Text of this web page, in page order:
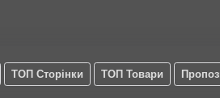
ТОП Сторінки ТОП Товари